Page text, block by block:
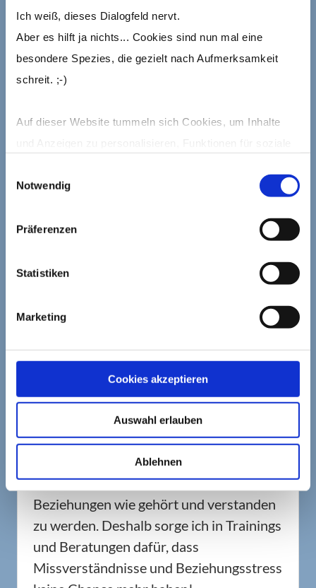
Ich weiß, dieses Dialogfeld nervt.
Aber es hilft ja nichts... Cookies sind nun mal eine
besondere Spezies, die gezielt nach Aufmerksamkeit
schreit. ;-)
Auf dieser Website tummeln sich Cookies, um Inhalte
Website zu analysieren.
Mehr dazu erfährst Du in meiner Cookie-Erklärung und in
Notwendig
Präferenzen
Statistiken
Marketing
Cookies akzeptieren
Auswahl erlauben
Ablehnen
ABOUT THE AUTHOR
Barbara Wanning
Hallo, ich bin Barbara Wanning und seit
2009 habe ich mich endgültig dem
Thema "Kommunikation" verschrieben.
Denn nichts spielt für mich eine ähnlich
große Rolle in privaten und beruflichen
Beziehungen wie gehört und verstanden
zu werden. Deshalb sorge ich in Trainings
und Beratungen dafür, dass
Missverständnisse und Beziehungsstress